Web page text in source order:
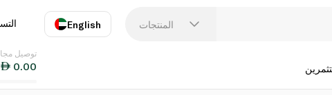
المنتجات English
توصيل
0.00
ليز إصدار كأس العالم فيفا رقائق بطاطس بنكهة